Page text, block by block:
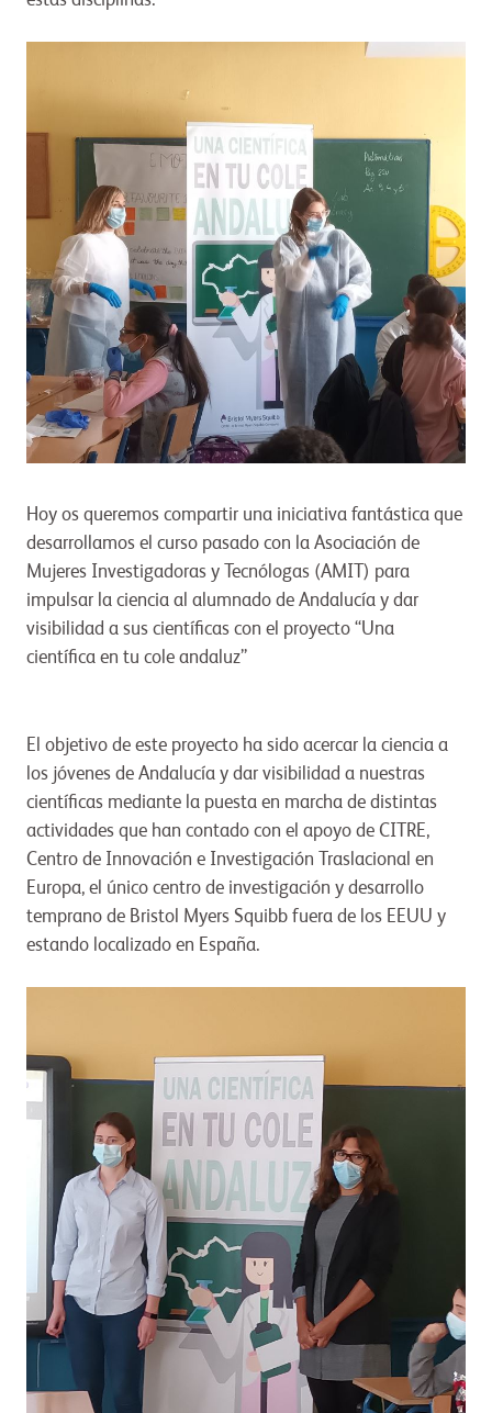
Hoy os queremos compartir una iniciativa fantástica que
desarrollamos el curso pasado con la Asociación de
Mujeres Investigadoras y Tecnólogas (AMIT) para
impulsar la ciencia al alumnado de Andalucía y dar
visibilidad a sus científicas con el proyecto “Una
científica en tu cole andaluz”
El objetivo de este proyecto ha sido acercar la ciencia a
los jóvenes de Andalucía y dar visibilidad a nuestras
científicas mediante la puesta en marcha de distintas
actividades que han contado con el apoyo de CITRE,
Centro de Innovación e Investigación Traslacional en
Europa, el único centro de investigación y desarrollo
temprano de Bristol Myers Squibb fuera de los EEUU y
estando localizado en España.